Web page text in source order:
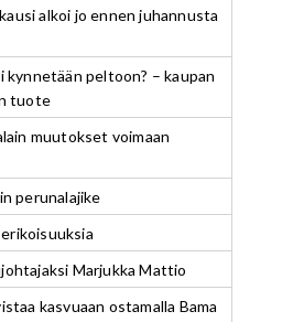
alkoi jo ennen juhannusta
peltoon? – kaupan
tuote
muutokset voimaan
perunalajike
Marjukka Mattio
kasvuaan ostamalla Bama